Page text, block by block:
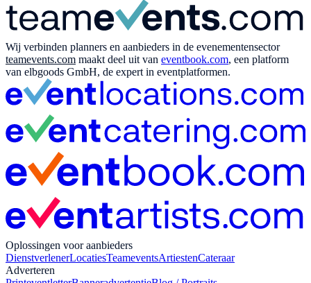
Wij verbinden planners en aanbieders in de evenementensector
teamevents.com maakt deel uit van eventbook.com, een platform
van elbgoods GmbH, de expert in eventplatformen.
Oplossingen voor aanbieders
DienstverlenerLocatiesTeameventsArtiestenCateraar
Adverteren